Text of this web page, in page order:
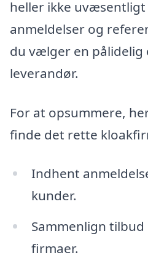
heller ikke uvæsentligt
anmeldelser og
du vælger en pålidelig
leverandør.
For at opsummere,
finde det rette
Indhent
kunder.
Sammenlign
firmaer.